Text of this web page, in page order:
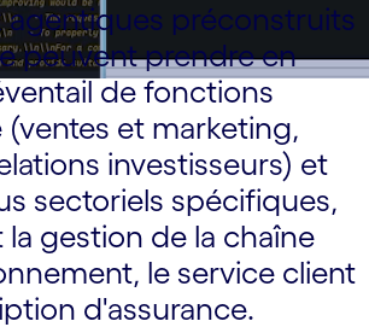
agentiques préconstruits
peuvent prendre en
de fonctions
(ventes et marketing,
investisseurs) et
sectoriels spécifiques,
gestion de la chaîne
le service client
d'assurance.